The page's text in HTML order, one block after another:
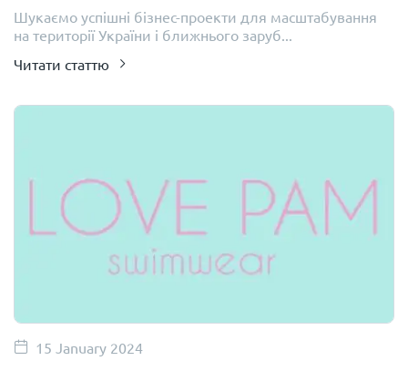
Шукаємо успішні бізнес-проекти для масштабування
на території України і ближнього заруб...
Читати статтю
15 January 2024